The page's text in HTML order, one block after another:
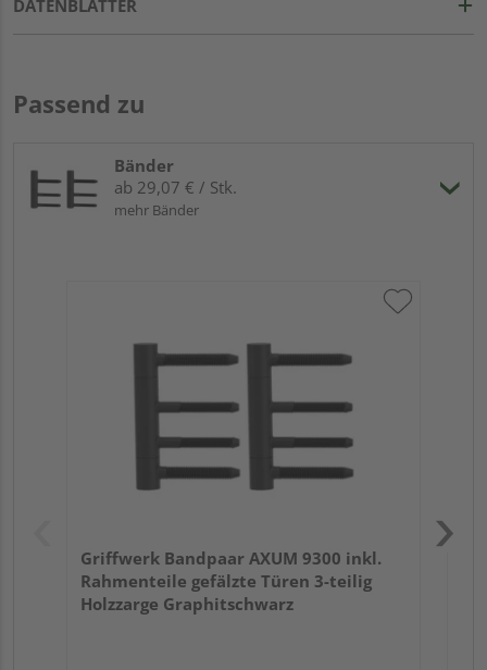
DATENBLÄTTER
Passend zu
Bänder
ab 29,07 € / Stk.
mehr Bänder
Griffwerk Bandpaar AXUM 9300 inkl.
Rahmenteile gefälzte Türen 3-teilig
Holzzarge Graphitschwarz